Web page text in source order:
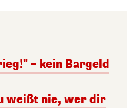
– kein Bargeld
weißt nie, wer dir